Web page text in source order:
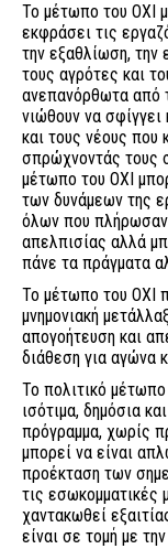
Το μέτωπο του ΟΧΙ
εκφράσει τις
την εξαθλίωση, την
τους αγρότες και
ανεπανόρθωτα από
νιώθουν να σφίγγει
και τους νέους που
σπρώχνοντάς τους
μέτωπο του ΟΧΙ
των δυνάμεων της
όλων που πλήρωσαν
απελπισίας αλλά
πάνε τα πράγματα
Το μέτωπο του ΟΧΙ
μνημονιακή
απογοήτευση και
διάθεση για αγώνα
Το πολιτικό
ισότιμα, δημόσια
πρόγραμμα, χωρίς
μπορεί να είναι
προέκταση των
τις
χαντακωθεί
είναι σε τομή με